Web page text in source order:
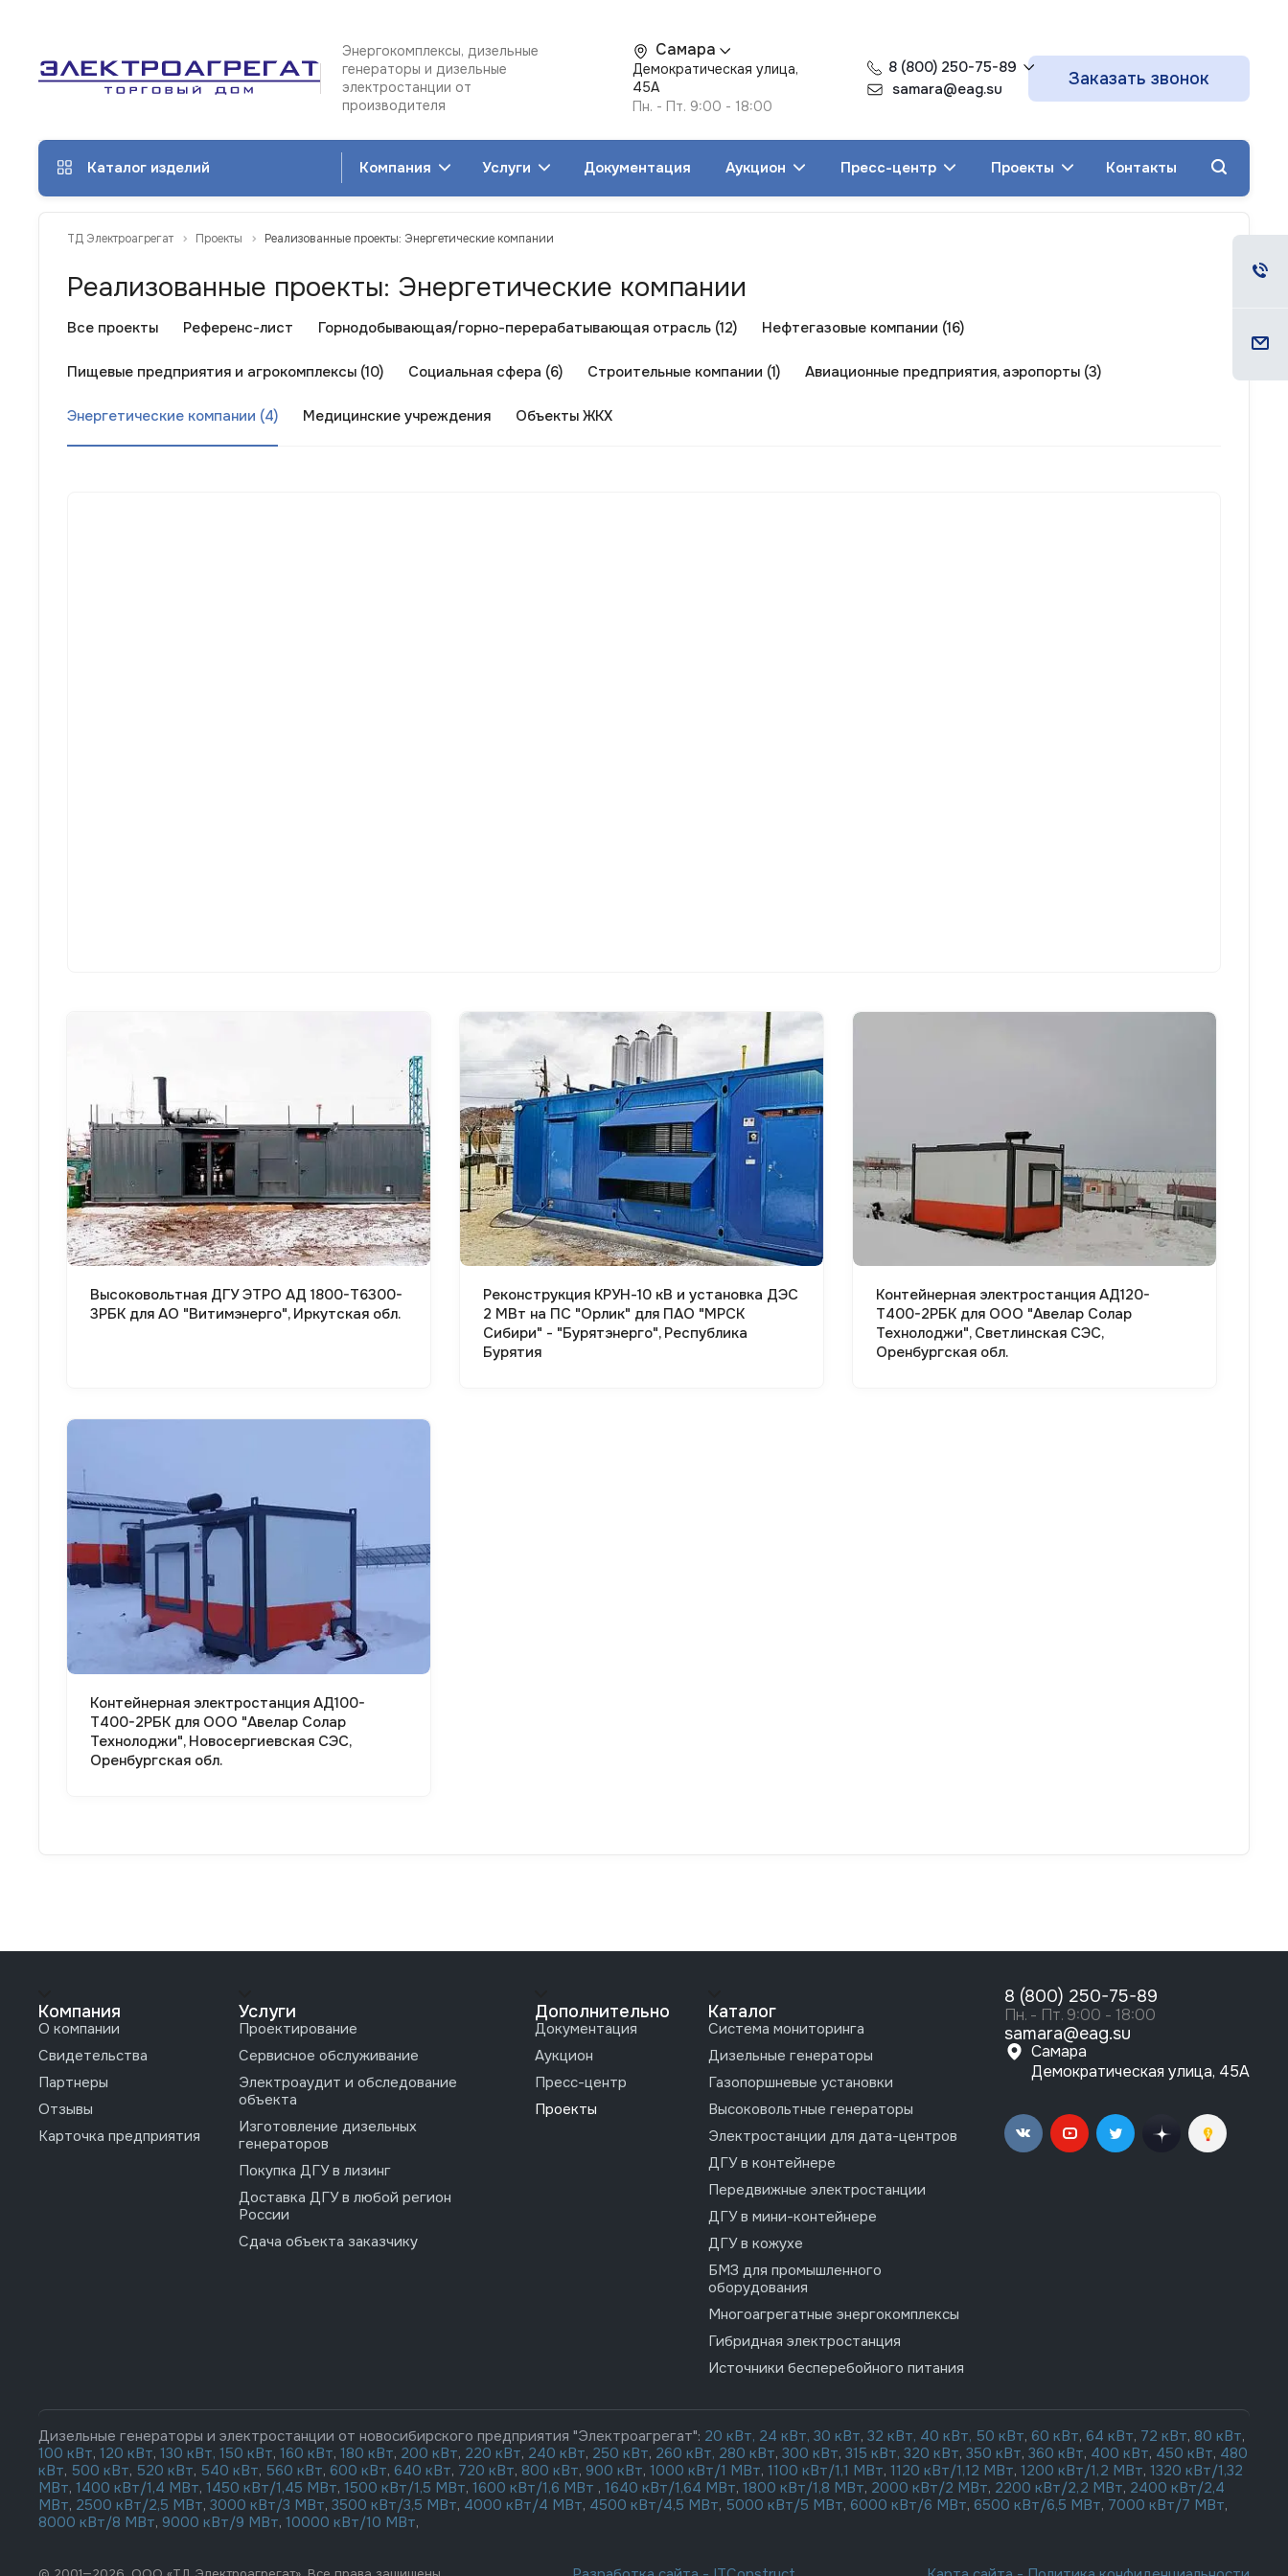
Энергокомплексы, дизельные
генераторы и дизельные
электростанции от
производителя
Самара
Демократическая улица,
45А
Пн. - Пт. 9:00 - 18:00
8 (800) 250-75-89
samara@eag.su
Заказать звонок
Каталог изделий Компания Услуги Документация Аукцион Пресс-центр Проекты Контакты
ТД Электроагрегат Проекты Реализованные проекты: Энергетические компании
Реализованные проекты: Энергетические компании
Все проекты Референс-лист Горнодобывающая/горно-перерабатывающая отрасль (12) Нефтегазовые компании (16)
Пищевые предприятия и агрокомплексы (10) Социальная сфера (6) Строительные компании (1) Авиационные предприятия, аэропорты (3)
Энергетические компании (4) Медицинские учреждения Объекты ЖКХ
Смотреть проект
Высоковольтная ДГУ ЭТРО АД 1800-Т6300-
3РБК для АО "Витимэнерго", Иркутская обл.
Смотреть проект
Реконструкция КРУН-10 кВ и установка ДЭС
2 МВт на ПС "Орлик" для ПАО "МРСК
Сибири" - "Бурятэнерго", Республика
Бурятия
Смотреть проект
Контейнерная электростанция АД120-
Т400-2РБК для ООО "Авелар Солар
Технолоджи", Светлинская СЭС,
Оренбургская обл.
Смотреть проект
Контейнерная электростанция АД100-
Т400-2РБК для ООО "Авелар Солар
Технолоджи", Новосергиевская СЭС,
Оренбургская обл.
Компания
О компании
Свидетельства
Партнеры
Отзывы
Карточка предприятия
Услуги
Проектирование
Сервисное обслуживание
Электроаудит и обследование
объекта
Изготовление дизельных
генераторов
Покупка ДГУ в лизинг
Доставка ДГУ в любой регион
России
Сдача объекта заказчику
Дополнительно
Документация
Аукцион
Пресс-центр
Проекты
Каталог
Система мониторинга
Дизельные генераторы
Газопоршневые установки
Высоковольтные генераторы
Электростанции для дата-центров
ДГУ в контейнере
Передвижные электростанции
ДГУ в мини-контейнере
ДГУ в кожухе
БМЗ для промышленного
оборудования
Многоагрегатные энергокомплексы
Гибридная электростанция
Источники бесперебойного питания
8 (800) 250-75-89
Пн. - Пт. 9:00 - 18:00
samara@eag.su
Самара
Демократическая улица, 45А
Дизельные генераторы и электростанции от новосибирского предприятия "Электроагрегат": 20 кВт, 24 кВт, 30 кВт, 32 кВт, 40 кВт, 50 кВт, 60 кВт, 64 кВт, 72 кВт, 80 кВт,
100 кВт, 120 кВт, 130 кВт, 150 кВт, 160 кВт, 180 кВт, 200 кВт, 220 кВт, 240 кВт, 250 кВт, 260 кВт, 280 кВт, 300 кВт, 315 кВт, 320 кВт, 350 кВт, 360 кВт, 400 кВт, 450 кВт, 480
кВт, 500 кВт, 520 кВт, 540 кВт, 560 кВт, 600 кВт, 640 кВт, 720 кВт, 800 кВт, 900 кВт, 1000 кВт/1 МВт, 1100 кВт/1,1 МВт, 1120 кВт/1,12 МВт, 1200 кВт/1,2 МВт, 1320 кВт/1,32
МВт, 1400 кВт/1,4 МВт, 1450 кВт/1,45 МВт, 1500 кВт/1,5 МВт, 1600 кВт/1,6 МВт , 1640 кВт/1,64 МВт, 1800 кВт/1,8 МВт, 2000 кВт/2 МВт, 2200 кВт/2,2 МВт, 2400 кВт/2,4
МВт, 2500 кВт/2,5 МВт, 3000 кВт/3 МВт, 3500 кВт/3,5 МВт, 4000 кВт/4 МВт, 4500 кВт/4,5 МВт, 5000 кВт/5 МВт, 6000 кВт/6 МВт, 6500 кВт/6,5 МВт, 7000 кВт/7 МВт,
8000 кВт/8 МВт, 9000 кВт/9 МВт, 10000 кВт/10 МВт,